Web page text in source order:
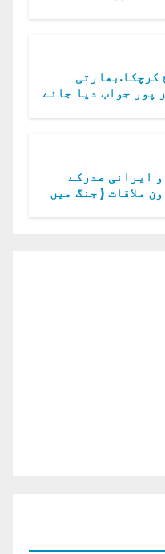
کرچکا.بھارتی
پور جواب دیا جائے
ایرانی صدرکے
ملاقات ( جنگ میں